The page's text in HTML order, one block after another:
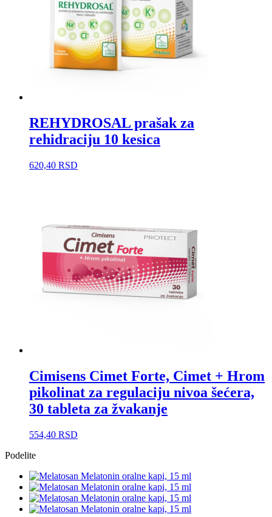
REHYDROSAL prašak za
rehidraciju 10 kesica
620,40 RSD
Cimisens Cimet Forte, Cimet + Hrom
pikolinat za regulaciju nivoa šećera,
30 tableta za žvakanje
554,40 RSD
Podelite